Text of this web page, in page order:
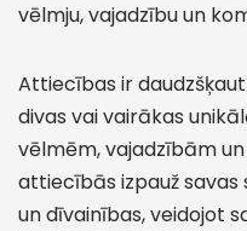
vēlmju, vajadzību un
Attiecības ir
divas vai vairākas
vēlmēm, vajadzībām
attiecībās izpauž savas
un dīvainības, veidojot